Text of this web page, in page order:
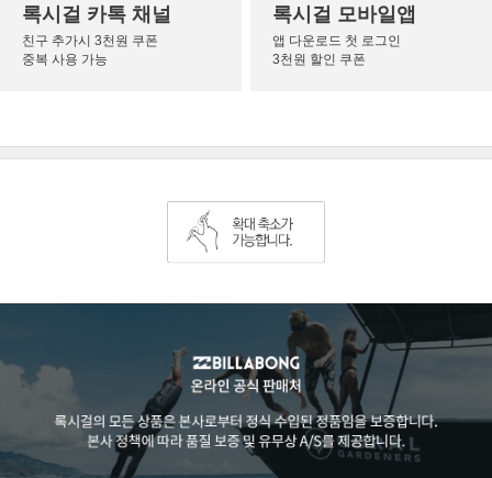
록시걸 카톡 채널
친구 추가시 3천원 쿠폰
중복 사용 가능
록시걸 모바일앱
앱 다운로드 첫 로그인
3천원 할인 쿠폰